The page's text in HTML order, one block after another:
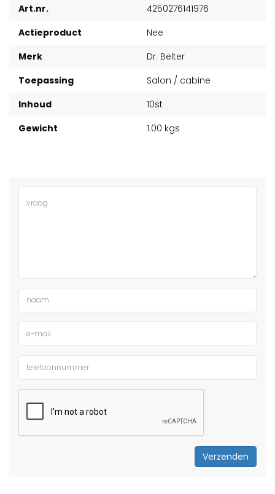
Art.nr.
4250276141976
Actieproduct
Nee
Merk
Dr. Belter
Toepassing
Salon / cabine
Inhoud
10st
Gewicht
1.00 kgs
Verzenden